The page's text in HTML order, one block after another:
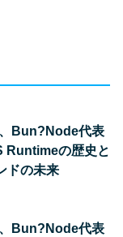
Bun?Node代表
Runtimeの歴史と
ドの未来
Bun?Node代表